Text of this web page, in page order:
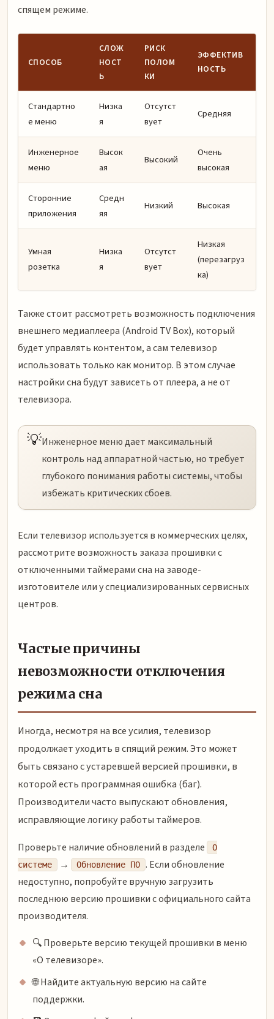
спящем режиме.
СПОСОБ
СЛОЖ
НОСТ
Ь
РИСК
ПОЛОМ
КИ
ЭФФЕКТИВ
НОСТЬ
Стандартно
е меню
Низка
я
Отсутст
вует
Средняя
Инженерное
меню
Высок
ая
Высокий
Очень
высокая
Сторонние
приложения
Средн
яя
Низкий Высокая
Умная
розетка
Низка
я
Отсутст
вует
Низкая
(перезагруз
ка)
Также стоит рассмотреть возможность подключения
внешнего медиаплеера (Android TV Box), который
будет управлять контентом, а сам телевизор
использовать только как монитор. В этом случае
настройки сна будут зависеть от плеера, а не от
телевизора.
💡Инженерное меню дает максимальный
контроль над аппаратной частью, но требует
глубокого понимания работы системы, чтобы
избежать критических сбоев.
Если телевизор используется в коммерческих целях,
рассмотрите возможность заказа прошивки с
отключенными таймерами сна на заводе-
изготовителе или у специализированных сервисных
центров.
Частые причины
невозможности отключения
режима сна
Иногда, несмотря на все усилия, телевизор
продолжает уходить в спящий режим. Это может
быть связано с устаревшей версией прошивки, в
которой есть программная ошибка (баг).
Производители часто выпускают обновления,
исправляющие логику работы таймеров.
Проверьте наличие обновлений в разделе
О
системе
→ Обновление ПО . Если обновление
недоступно, попробуйте вручную загрузить
последнюю версию прошивки с официального сайта
производителя.
🔍 Проверьте версию текущей прошивки в меню
«О телевизоре».
🌐 Найдите актуальную версию на сайте
поддержки.